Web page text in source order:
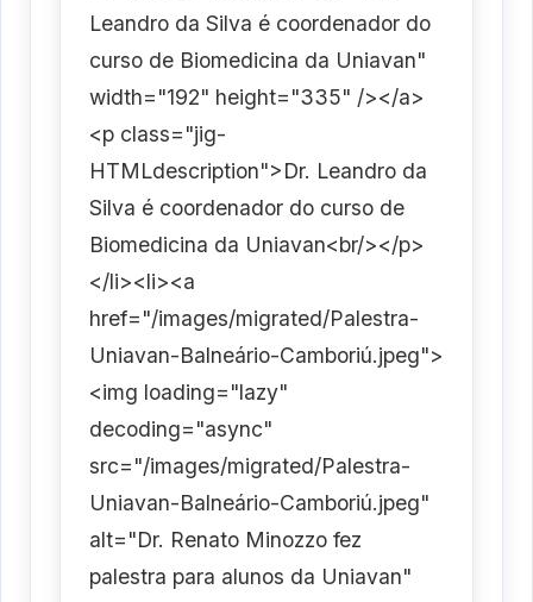
Leandro da Silva é coordenador do
curso de Biomedicina da Uniavan"
width="192" height="335" /></a>
<p class="jig-
HTMLdescription">Dr. Leandro da
Silva é coordenador do curso de
Biomedicina da Uniavan<br/></p>
</li><li><a
href="/images/migrated/Palestra-
Uniavan-Balneário-Camboriú.jpeg">
<img loading="lazy"
decoding="async"
src="/images/migrated/Palestra-
Uniavan-Balneário-Camboriú.jpeg"
alt="Dr. Renato Minozzo fez
palestra para alunos da Uniavan"